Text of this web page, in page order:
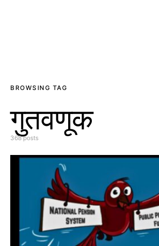
BROWSING TAG
गुतवणूक
368 posts